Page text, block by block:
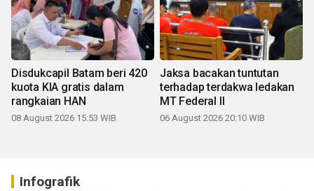
Disdukcapil Batam beri 420
kuota KIA gratis dalam
rangkaian HAN
08 August 2026 15:53 WIB
Jaksa bacakan tuntutan
terhadap terdakwa ledakan
MT Federal II
06 August 2026 20:10 WIB
Infografik